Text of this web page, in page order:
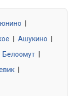
Ашукино
Белоомут